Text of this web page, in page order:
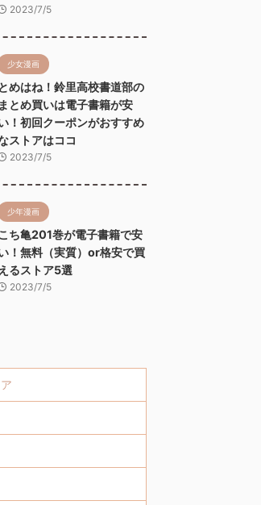
2023/7/5
少女漫画
とめはね！鈴里高校書道部の
まとめ買いは電子書籍が安
！初回クーポンがおすすめ
ストアはココ
2023/7/5
少年漫画
ち亀201巻が電子書籍で安
！無料（実質）or格安で買
えるストア5選
2023/7/5